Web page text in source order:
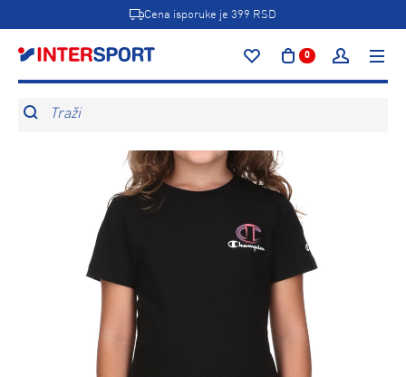
Cena isporuke je 399 RSD
0
Traži